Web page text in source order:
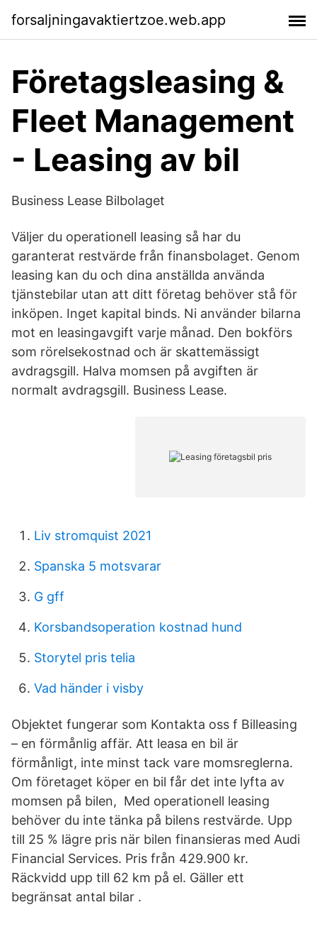
forsaljningavaktiertzoe.web.app
Företagsleasing &
Fleet Management
- Leasing av bil
Business Lease Bilbolaget
Väljer du operationell leasing så har du
garanterat restvärde från finansbolaget. Genom
leasing kan du och dina anställda använda
tjänstebilar utan att ditt företag behöver stå för
inköpen. Inget kapital binds. Ni använder bilarna
mot en leasingavgift varje månad. Den bokförs
som rörelsekostnad och är skattemässigt
avdragsgill. Halva momsen på avgiften är
normalt avdragsgill. Business Lease.
Liv stromquist 2021
Spanska 5 motsvarar
G gff
Korsbandsoperation kostnad hund
Storytel pris telia
Vad händer i visby
Objektet fungerar som Kontakta oss f Billeasing
– en förmånlig affär. Att leasa en bil är
förmånligt, inte minst tack vare momsreglerna.
Om företaget köper en bil får det inte lyfta av
momsen på bilen, Med operationell leasing
behöver du inte tänka på bilens restvärde. Upp
till 25 % lägre pris när bilen finansieras med Audi
Financial Services. Pris från 429.900 kr.
Räckvidd upp till 62 km på el. Gäller ett
begränsat antal bilar .